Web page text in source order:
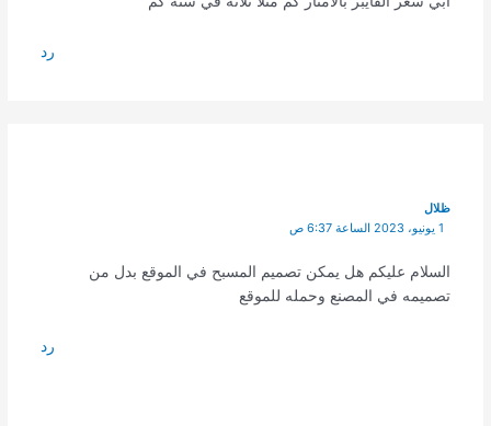
رد
ظلال
1 يونيو، 2023 الساعة 6:37 ص
السلام عليكم هل يمكن تصميم المسبح في الموقع بدل من
تصميمه في المصنع وحمله للموقع
رد